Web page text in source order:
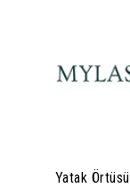
Yatak Örtüsü